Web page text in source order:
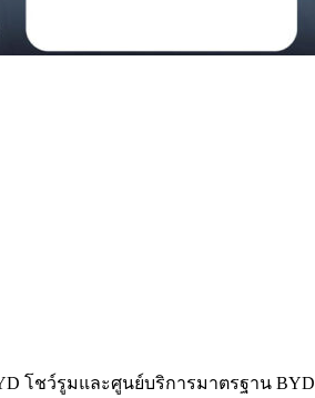
โชว์รูมและศูนย์บริการมาตรฐาน BYD